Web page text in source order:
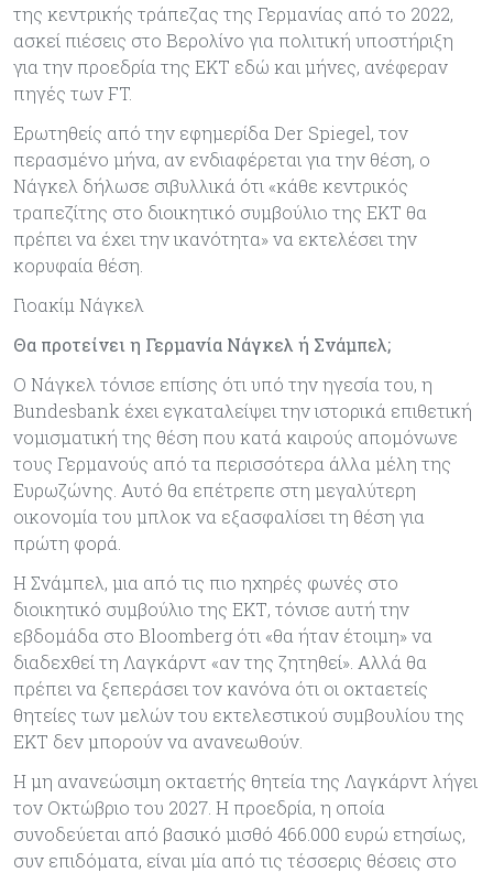
της κεντρικής τράπεζας της Γερμανίας από το 2022,
ασκεί πιέσεις στο Βερολίνο για πολιτική υποστήριξη
για την προεδρία της ΕΚΤ εδώ και μήνες, ανέφεραν
πηγές των FT.
Ερωτηθείς από την εφημερίδα Der Spiegel, τον
περασμένο μήνα, αν ενδιαφέρεται για την θέση, ο
Νάγκελ δήλωσε σιβυλλικά ότι «κάθε κεντρικός
τραπεζίτης στο διοικητικό συμβούλιο της ΕΚΤ θα
πρέπει να έχει την ικανότητα» να εκτελέσει την
κορυφαία θέση.
Γιοακίμ Νάγκελ
Θα προτείνει η Γερμανία Νάγκελ ή Σνάμπελ;
Ο Νάγκελ τόνισε επίσης ότι υπό την ηγεσία του, η
Bundesbank έχει εγκαταλείψει την ιστορικά επιθετική
νομισματική της θέση που κατά καιρούς απομόνωνε
τους Γερμανούς από τα περισσότερα άλλα μέλη της
Ευρωζώνης. Αυτό θα επέτρεπε στη μεγαλύτερη
οικονομία του μπλοκ να εξασφαλίσει τη θέση για
πρώτη φορά.
Η Σνάμπελ, μια από τις πιο ηχηρές φωνές στο
διοικητικό συμβούλιο της ΕΚΤ, τόνισε αυτή την
εβδομάδα στο Bloomberg ότι «θα ήταν έτοιμη» να
διαδεχθεί τη Λαγκάρντ «αν της ζητηθεί». Αλλά θα
πρέπει να ξεπεράσει τον κανόνα ότι οι οκταετείς
θητείες των μελών του εκτελεστικού συμβουλίου της
ΕΚΤ δεν μπορούν να ανανεωθούν.
Η μη ανανεώσιμη οκταετής θητεία της Λαγκάρντ λήγει
τον Οκτώβριο του 2027. Η προεδρία, η οποία
συνοδεύεται από βασικό μισθό 466.000 ευρώ ετησίως,
συν επιδόματα, είναι μία από τις τέσσερις θέσεις στο